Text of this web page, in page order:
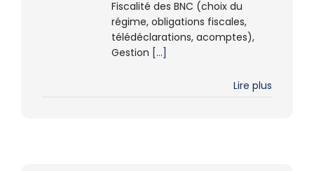
Fiscalité des BNC (choix du
régime, obligations fiscales,
télédéclarations, acomptes),
Gestion [...]
Lire plus